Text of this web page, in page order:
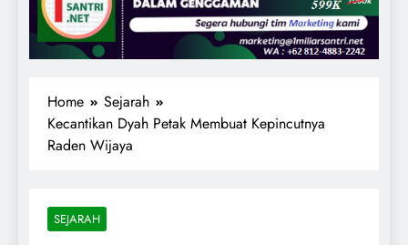
Home
Sejarah
Kecantikan Dyah Petak Membuat Kepincutnya
Raden Wijaya
SEJARAH